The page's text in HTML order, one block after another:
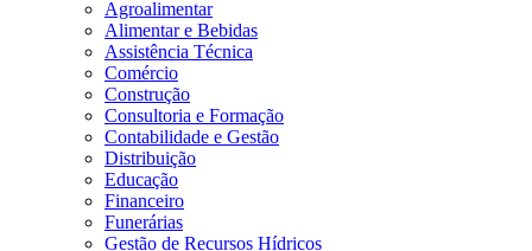
Agroalimentar
Alimentar e Bebidas
Assistência Técnica
Comércio
Construção
Consultoria e Formação
Contabilidade e Gestão
Distribuição
Educação
Financeiro
Funerárias
Gestão de Recursos Hídricos